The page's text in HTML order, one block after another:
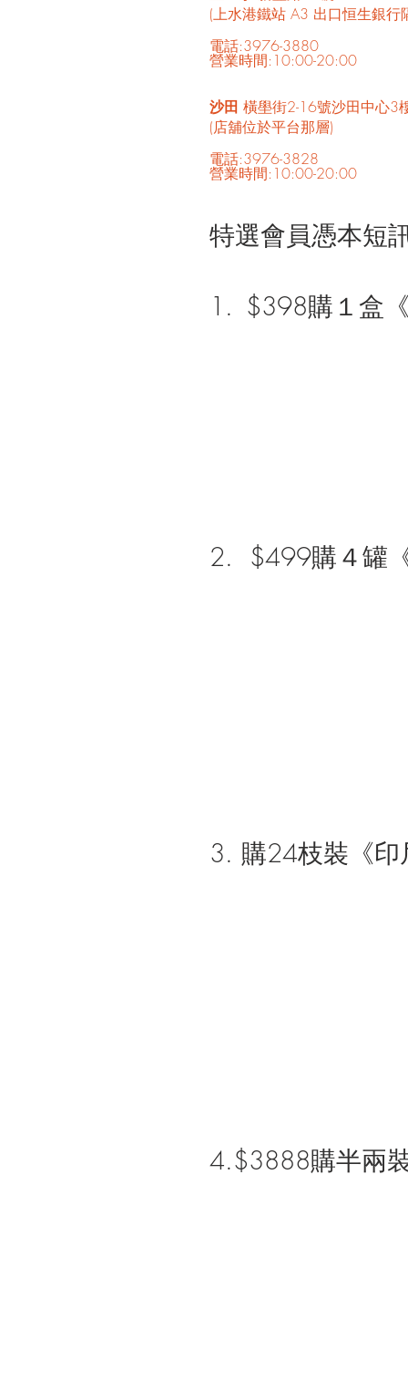
(上水港鐵站 A3 出口恒生銀行
電話:3976-3880
營業時間:10:00-20:00
沙田 橫壆街2-16號沙田中心3
(店舖位於平台那層)
電話:3976-3828
營業時間:10:00-20:00
特選會員憑本短
1.	$398購１盒
2.  $499購４罐
3. 購24枝裝《
4.$3888購半兩